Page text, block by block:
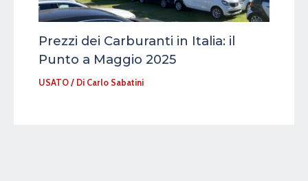
Prezzi dei Carburanti in Italia: il
Punto a Maggio 2025
USATO / Di Carlo Sabatini